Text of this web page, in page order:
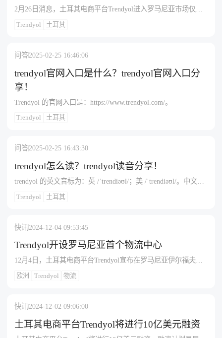
2月26日消息，土耳其电商平台Trendyol进入罗马尼亚市场仅一
年，便吸引超130万活跃购物者，成为其在中欧和东欧的最大市
场，占据该地区70%的客户群。过去一年，罗马尼亚客户购买超
多，热门商品以连衣裙、毛衣、衬衫等时尚服饰为主。
Trendyol 土耳其
问答2025-02-25 16:46:06
trendyol官网入口是什么？trendyol官网入口分
享！
Trendyol 的官网入口是：https://www.trendyol.com/。
Trendyol 土耳其
问答2025-02-25 16:43:30
trendyol怎么读？trendyol读音分享！
trendyol 的英文音标为：英 /ˈtrendiəʊl/；美 /ˈtrendiəʊl/。中文谐
音可以近似读作 “催迪欧” 或 “川迪欧”，但谐音只是一种大致的
辅助记忆方式，不能完全准确地替代正确的音标发音。学习时
Trendyol 土耳其
快讯 2024-12-04 09:53:45
Trendyol开设罗马尼亚首个物流中心
12月4日，土耳其电商平台Trendyol宣布在罗马尼亚伊尔福夫县
开设其首个物流中心。该中心位于什特凡内什蒂德乔斯，占地
面积达50000平方米，并预计将创造250个工作岗位。建设此新
运营效率。Trendyol预计，到2025年初，该中心将开始向客户发
货，并计划在明年年底前处理超过250万份订单。
欧洲 Trendyol 物流
快讯 2024-12-02 09:06:00
土耳其电商平台Trendyol将进行10亿美元融资